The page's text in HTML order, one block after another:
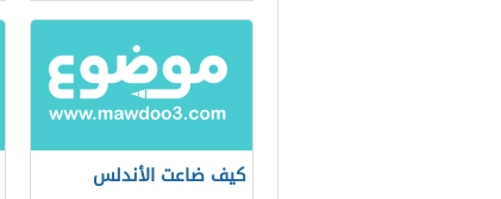
كيف ضاعت الأندلس